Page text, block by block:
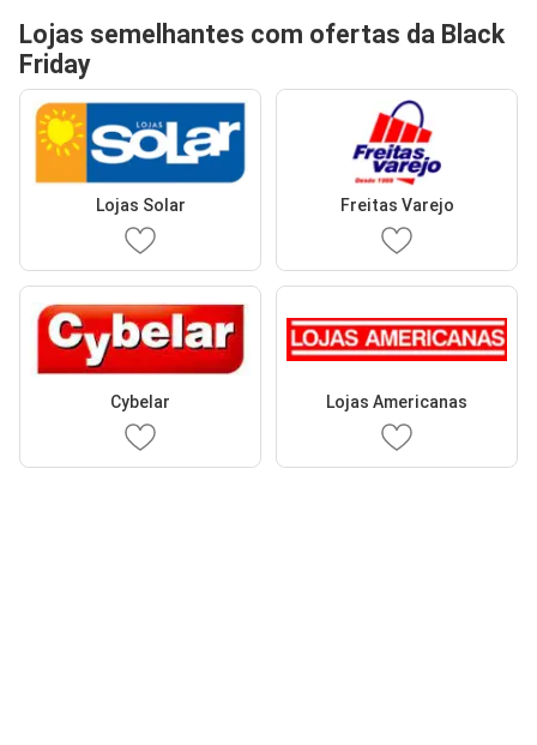
Lojas semelhantes com ofertas da Black
Friday
Lojas Solar Freitas Varejo
Cybelar Lojas Americanas